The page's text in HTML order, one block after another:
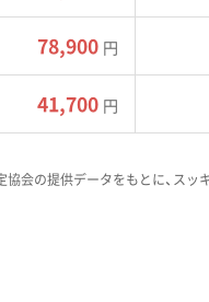
スク
ように張り巡らされた
78,900 円
41,700 円
会の提供データをもとに、スッ